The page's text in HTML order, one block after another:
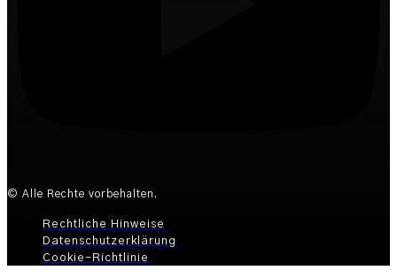
© Alle Rechte vorbehalten.
Rechtliche Hinweise
Datenschutzerklärung
Cookie-Richtlinie